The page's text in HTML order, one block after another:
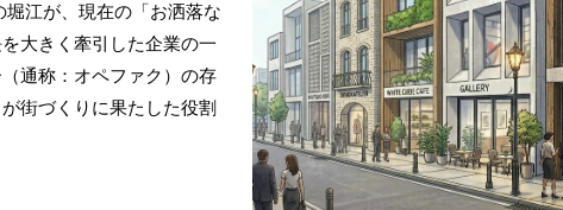
江が、現在の「お洒落な
大きく牽引した企業の一
通称：オペファク）の存
街づくりに果たした役割